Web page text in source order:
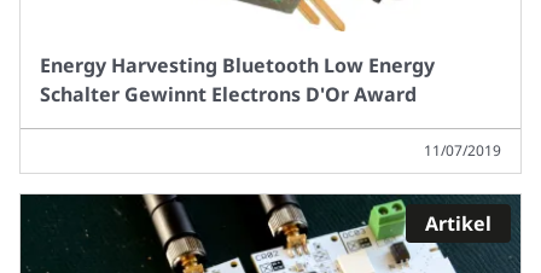
Energy Harvesting Bluetooth Low Energy
Schalter Gewinnt Electrons D'Or Award
11/07/2019
Artikel